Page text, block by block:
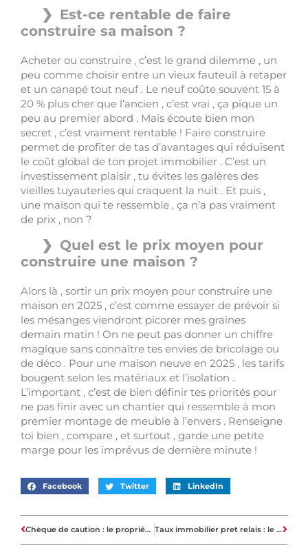
Est-ce rentable de faire
construire sa maison ?
Acheter ou construire , c’est le grand dilemme , un
peu comme choisir entre un vieux fauteuil à retaper
et un canapé tout neuf . Le neuf coûte souvent 15 à
20 % plus cher que l’ancien , c’est vrai , ça pique un
peu au premier abord . Mais écoute bien mon
secret , c’est vraiment rentable ! Faire construire
permet de profiter de tas d’avantages qui réduisent
le coût global de ton projet immobilier . C’est un
investissement plaisir , tu évites les galères des
vieilles tuyauteries qui craquent la nuit . Et puis ,
une maison qui te ressemble , ça n’a pas vraiment
de prix , non ?
Quel est le prix moyen pour
construire une maison ?
Alors là , sortir un prix moyen pour construire une
maison en 2025 , c’est comme essayer de prévoir si
les mésanges viendront picorer mes graines
demain matin ! On ne peut pas donner un chiffre
magique sans connaître tes envies de bricolage ou
de déco . Pour une maison neuve en 2025 , les tarifs
bougent selon les matériaux et l’isolation .
L’important , c’est de bien définir tes priorités pour
ne pas finir avec un chantier qui ressemble à mon
premier montage de meuble à l’envers . Renseigne
toi bien , compare , et surtout , garde une petite
marge pour les imprévus de dernière minute !
Facebook Twitter LinkedIn
Chèque de caution : le propriétaire peut-il l’encaisser dès la remise ? Taux immobilier pret relais : le coût réel de votre futur financement ?